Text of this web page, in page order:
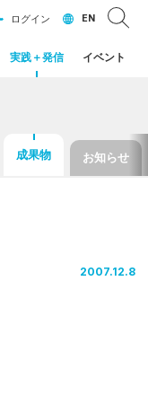
実践＋発信 イベント
ログイン EN
成果物 お知らせ
2007.12.8